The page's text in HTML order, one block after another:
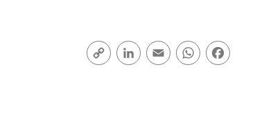
Facebook
WhatsApp
Email
LinkedIn